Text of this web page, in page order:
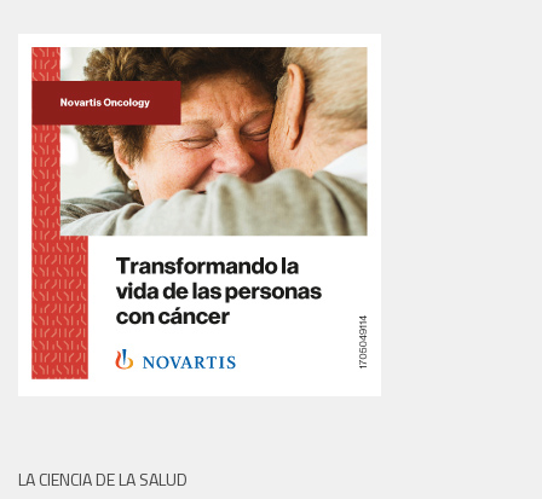
LA CIENCIA DE LA SALUD